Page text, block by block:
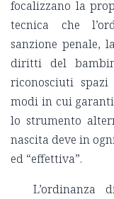
focalizzano la
tecnica che
sanzione penale,
diritti del
riconosciuti
modi in cui
lo strumento
nascita deve in
ed “effettiva”.
L’ordinanza